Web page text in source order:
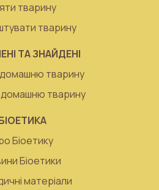
тварину
тварину
ТА ЗНАЙДЕНІ
тварину
тварину
Біоетику
Біоетики
матеріали